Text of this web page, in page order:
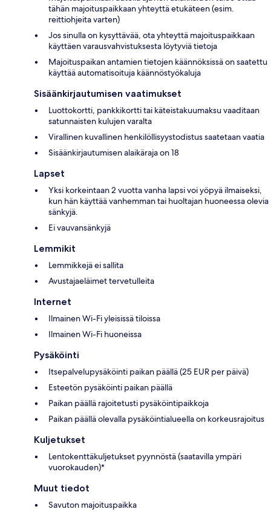
tähän majoituspaikkaan yhteyttä etukäteen (esim.
reittiohjeita varten)
Jos sinulla on kysyttävää, ota yhteyttä majoituspaikkaan
käyttäen varausvahvistuksesta löytyviä tietoja
Majoituspaikan antamien tietojen käännöksissä on saatettu
käyttää automatisoituja käännöstyökaluja
Sisäänkirjautumisen vaatimukset
Luottokortti, pankkikortti tai käteistakuumaksu vaaditaan
satunnaisten kulujen varalta
Virallinen kuvallinen henkilöllisyystodistus saatetaan vaatia
Sisäänkirjautumisen alaikäraja on 18
Lapset
Yksi korkeintaan 2 vuotta vanha lapsi voi yöpyä ilmaiseksi,
kun hän käyttää vanhemman tai huoltajan huoneessa olevia
sänkyjä.
Ei vauvansänkyjä
Lemmikit
Lemmikkejä ei sallita
Avustajaeläimet tervetulleita
Internet
Ilmainen Wi-Fi yleisissä tiloissa
Ilmainen Wi-Fi huoneissa
Pysäköinti
Itsepalvelupysäköinti paikan päällä (25 EUR per päivä)
Esteetön pysäköinti paikan päällä
Paikan päällä rajoitetusti pysäköintipaikkoja
Paikan päällä olevalla pysäköintialueella on korkeusrajoitus
Kuljetukset
Lentokenttäkuljetukset pyynnöstä (saatavilla ympäri
vuorokauden)*
Muut tiedot
Savuton majoituspaikka